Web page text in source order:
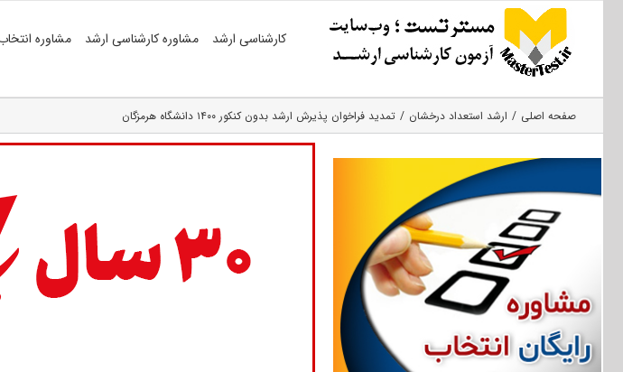
کارشناسی ارشد مشاوره کارشناسی ارشد مشاوره
صفحه اصلی ارشد استعداد درخشان تمدید فراخوان پذیرش ارشد بدون کنکور ۱۴۰۰ دانشگاه هرمزگان